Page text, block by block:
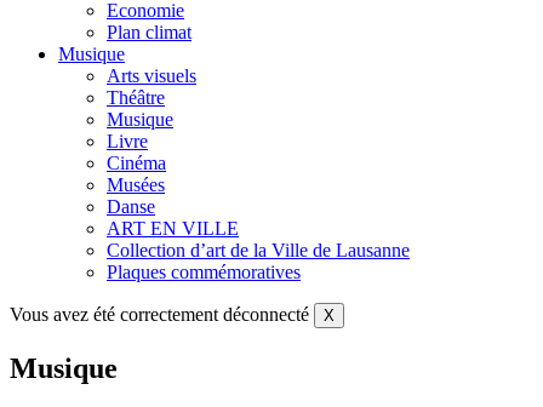
Economie
Plan climat
Musique
Arts visuels
Théâtre
Musique
Livre
Cinéma
Musées
Danse
ART EN VILLE
Collection d’art de la Ville de Lausanne
Plaques commémoratives
Vous avez été correctement déconnecté X
Musique